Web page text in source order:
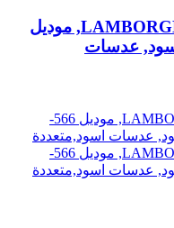
نظارة شمسية,ماركة LAMBORGHINI-Y20, موديل
اسود, عدسات